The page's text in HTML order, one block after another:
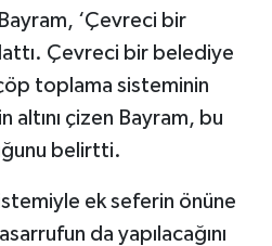
‘Çevreci bir
Çevreci bir belediye
toplama sisteminin
çizen Bayram, bu
belirtti.
ek seferin önüne
da yapılacağını